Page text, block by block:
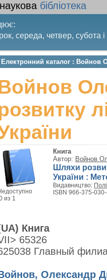
бібліотека
середа, четвер, субота
Останній четвер
Електронний каталог : Войнов
из 1
Книга
Автор: Войнов
Шляхи
України :
Видавництво:
ISBN 966-375-
Книга
65326
Главный
Олександр